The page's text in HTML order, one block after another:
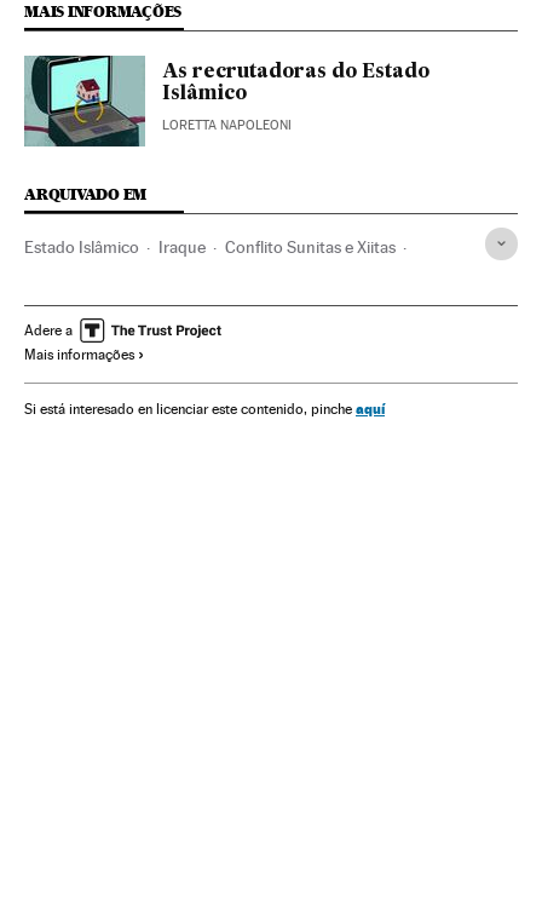
MAIS INFORMAÇÕES
As recrutadoras do Estado
Islâmico
LORETTA NAPOLEONI
ARQUIVADO EM
Estado Islâmico Iraque Conflito Sunitas e Xiitas
Ásia Grupos terroristas
Adere a
Mais informações
Si está interesado en licenciar este contenido, pinche aquí